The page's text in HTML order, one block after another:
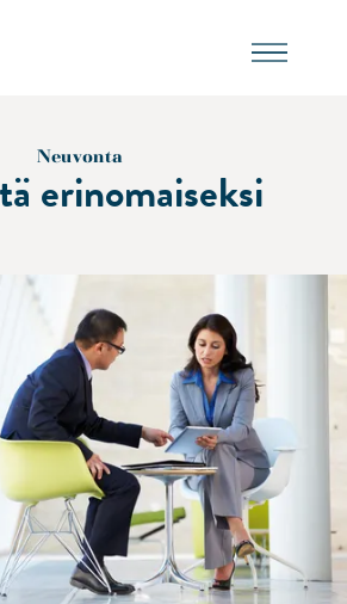
Neuvonta
erinomaiseksi